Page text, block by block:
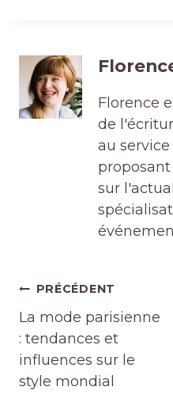
Florence
de
au
sur
Navigation
de
l’article
PRÉCÉDENT
La mode parisienne
: tendances et
influences sur le
style mondial